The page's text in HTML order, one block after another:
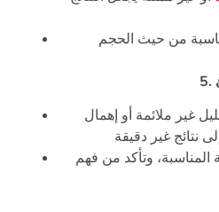
من حيث الحجم
غير ملائمة أو إهمال
المناسبة، وتأكد من فهم